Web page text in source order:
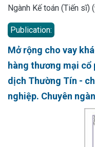
Ngành Kế toán (Tiến sĩ)
Publication:
Mở rộng cho vay
hàng thương mại cổ
dịch Thường Tín -
nghiệp. Chuyên